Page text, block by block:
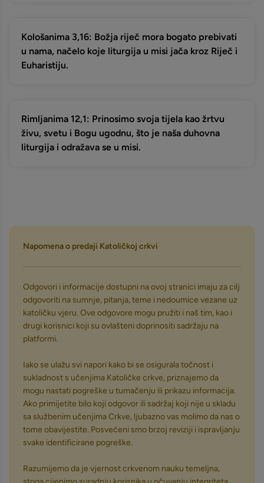
Kološanima 3,16: Božja riječ mora bogato prebivati
u nama, načelo koje liturgija u misi jača kroz Riječ i
Euharistiju.
Rimljanima 12,1: Prinosimo svoja tijela kao žrtvu
živu, svetu i Bogu ugodnu, što je naša duhovna
liturgija i odražava se u misi.
Napomena o predaji Katoličkoj crkvi
Odgovori i informacije dostupni na ovoj stranici imaju za cilj
odgovoriti na sumnje, pitanja, teme i nedoumice vezane uz
katoličku vjeru. Ove odgovore mogu pružiti i naš tim, kao i
drugi korisnici koji su ovlašteni doprinositi sadržaju na
platformi.
Iako se ulažu svi napori kako bi se osigurala točnost i
sukladnost s učenjima Katoličke crkve, priznajemo da
mogu nastati pogreške u tumačenju ili prikazu informacija.
Ako primijetite bilo koji odgovor ili sadržaj koji nije u skladu
sa službenim učenjima Crkve, ljubazno vas molimo da nas o
tome obavijestite. Posvećeni smo brzoj reviziji i ispravljanju
svake identificirane pogreške.
Razumijemo da je vjernost crkvenom nauku temeljna,